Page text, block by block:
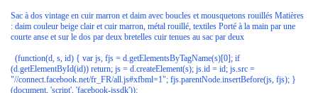
Sac à dos vintage en cuir marron et daim avec boucles et mousquetons rouillés Matières
: daim couleur beige clair et cuir marron, métal rouillé, textiles Porté à la main par une
courte anse et sur le dos par deux bretelles cuir tenues au sac par deux
(function(d, s, id) { var js, fjs = d.getElementsByTagName(s)[0]; if
(d.getElementById(id)) return; js = d.createElement(s); js.id = id; js.src =
"//connect.facebook.net/fr_FR/all.js#xfbml=1"; fjs.parentNode.insertBefore(js, fjs); }
(document, 'script', 'facebook-jssdk'));